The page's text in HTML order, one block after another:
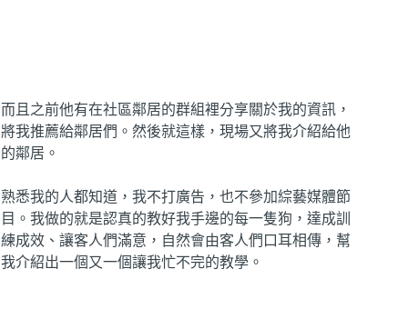
而且之前他有在社區鄰居的群組裡分享關於我的資訊，
將我推薦給鄰居們。然後就這樣，現場又將我介紹給他
的鄰居。
熟悉我的人都知道，我不打廣告，也不參加綜藝媒體節
目。我做的就是認真的教好我手邊的每一隻狗，達成訓
練成效、讓客人們滿意，自然會由客人們口耳相傳，幫
我介紹出一個又一個讓我忙不完的教學。